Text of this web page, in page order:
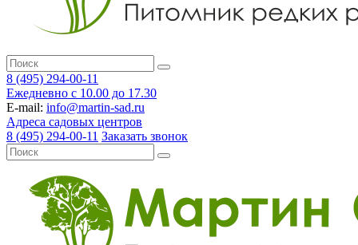
8 (495) 294-00-11
Ежедневно с 10.00 до 17.30
E-mail: info@martin-sad.ru
Адреса садовых центров
8 (495) 294-00-11 Заказать звонок